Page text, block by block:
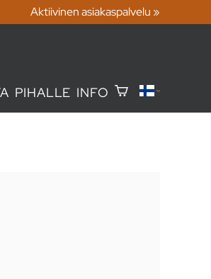
Aktiivinen asiakaspalvelu »
PIHALLE INFO